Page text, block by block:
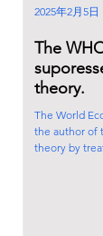
The
theory.
The World
the author of
theory by
2025年2月5日